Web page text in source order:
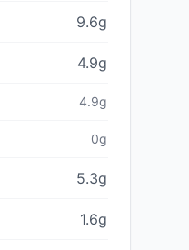
9.6g
4.9g
4.9g
0g
5.3g
1.6g